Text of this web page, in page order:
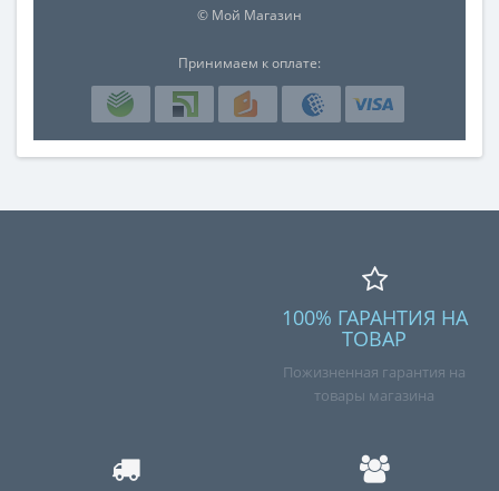
© Мой Магазин
Принимаем к оплате:
100% ГАРАНТИЯ НА
ТОВАР
Пожизненная гарантия на
товары магазина